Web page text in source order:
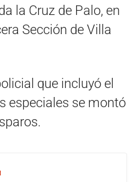
la Cruz de Palo, en
Sección de Villa
que incluyó el
especiales se montó